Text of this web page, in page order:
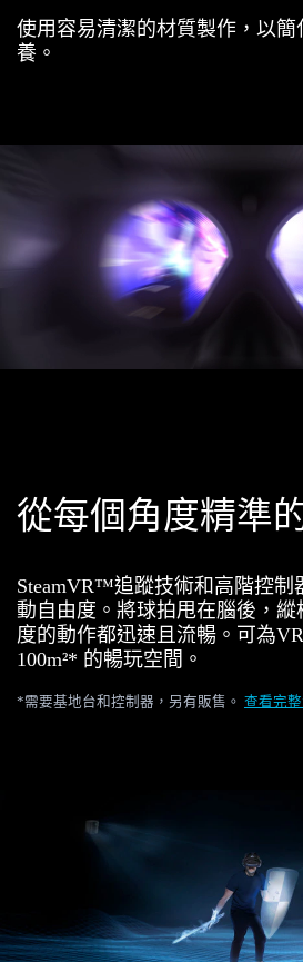
使用容易清潔的材質製作，以
養。
從每個角度精準
SteamVR™追蹤技術和高階控制
動自由度。將球拍甩在腦後，縱
度的動作都迅速且流暢。可為
100m²* 的暢玩空間。
*需要基地台和控制器，另有販售。 查看完